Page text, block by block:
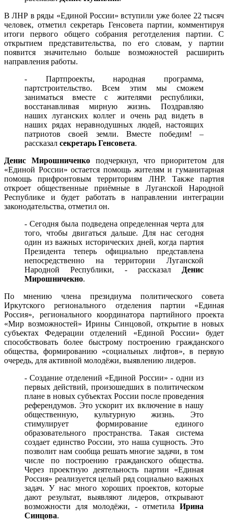
В ЛНР в ряды «Единой России» вступили уже более 22 тысяч
человек, отметил секретарь Генсовета партии, комментируя
итоги первого общего собрания реготделения партии. С
открытием представительства, по его словам, у партии
появится значительно больше возможностей расширить
направления работы.
- Партпроекты, народная программа,
партстроительство. Всем этим мы сможем
заниматься вместе с жителями республики,
восстанавливая мирную жизнь. Поздравляю
наших луганских коллег и очень рад видеть в
наших рядах неравнодушных людей, настоящих
патриотов своей земли. Вместе победим! –
рассказал секретарь Генсовета.
Денис Мирошниченкоподчеркнул, что приоритетом для
«Единой России» остается помощь жителям и гуманитарная
помощь прифронтовым территориям ЛНР. Также партия
откроет общественные приёмные в Луганской Народной
Республике и будет работать в направлении интеграции
законодательства, отметил он.
- Сегодня была подведена определенная черта для
того, чтобы двигаться дальше. Для нас сегодня
один из важных исторических дней, когда партия
Президента теперь официально представлена
непосредственно на территории Луганской
Народной Республики, - рассказал
Денис
Мирошничекно.
По мнению члена президиума политического совета
Иркутского регионального отделения партии «Единая
Россия», регионального координатора партийного проекта
«Мир возможностей» Ирины Синцовой, открытие в новых
субъектах Федерации отделений «Единой России» будет
способствовать более быстрому построению гражданского
общества, формированию «социальных лифтов», в первую
очередь, для активной молодёжи, выявлению лидеров.
- Создание отделений «Единой России» - одни из
первых действий, произошедших в политическом
плане в новых субъектах России после проведения
референдумов. Это ускорит их включение в нашу
общественную, культурную жизнь. Это
стимулирует формирование единого
образовательного пространства. Такая система
создает единство России, это наша сущность. Это
позволит нам сообща решать многие задачи, в том
числе по построению гражданского общества.
Через проектную деятельность партии «Единая
Россия» реализуется целый ряд социально важных
задач. У нас много хороших проектов, которые
дают результат, выявляют лидеров, открывают
возможности для молодёжи, - отметила Ирина
Синцова.